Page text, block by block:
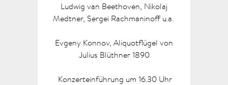
Ludwig van Beethoven, Nikolaj
Medtner, Sergei Rachmaninoff u.a.
Evgeny Konnov, Aliquotflügel von
Julius Blüthner 1890
Konzerteinführung um 16.30 Uhr